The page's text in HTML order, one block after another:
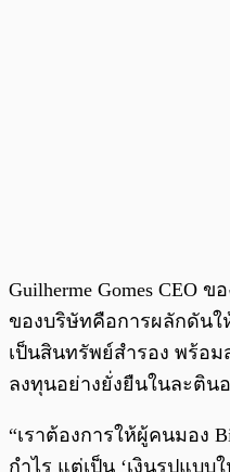
Guilherme Gomes CEO
ของบริษัทคือการผลักดัน
เป็นสินทรัพย์สำรอง พร้อม
ลงทุนอย่างยั่งยืนในละติน
“เราต้องการให้ผู้คนมอง
กำไร แต่เป็น ‘เงินรูปแบบ